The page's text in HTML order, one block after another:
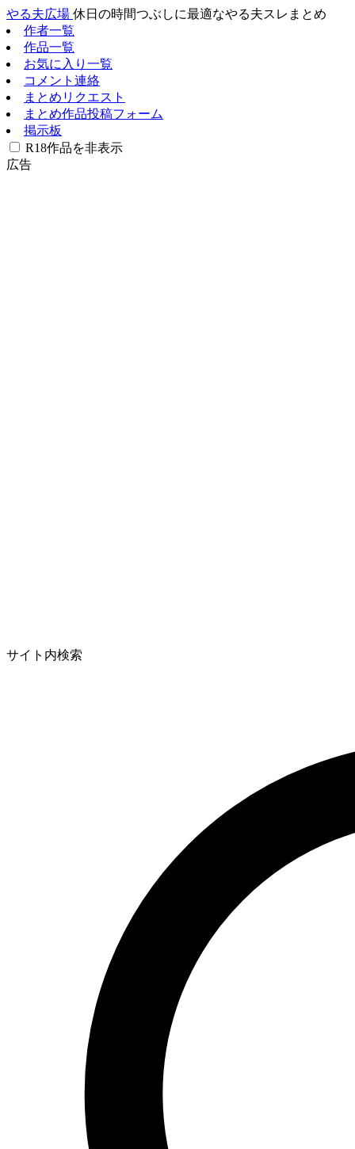
やる夫広場 休日の時間つぶしに最適なやる夫スレまとめ
作者一覧
作品一覧
お気に入り一覧
コメント連絡
まとめリクエスト
まとめ作品投稿フォーム
掲示板
R18作品を非表示
広告
サイト内検索